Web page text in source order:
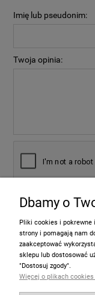
Imię lub pseudonim:
Twoja opinia:
Dbamy o
Pliki cookies i pokrewne
strony i pomagają nam
zaakceptować
sklepu lub dostosować
"Dostosuj zgody".
Więcej o plikach